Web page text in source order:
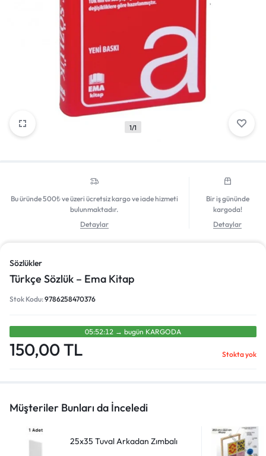
Giriş Yap
1/1
Bu üründe 500₺ ve üzeri ücretsiz kargo ve iade hizmeti
bulunmaktadır.
Detaylar
Bir iş gününde
kargoda!
Detaylar
Sözlükler
Türkçe Sözlük – Ema Kitap
Stok Kodu:9786258470376
05:52:12 → bugün KARGODA
150,00TL Stokta yok
Müşteriler Bunları da İnceledi
25x35 Tuval Arkadan Zımbalı